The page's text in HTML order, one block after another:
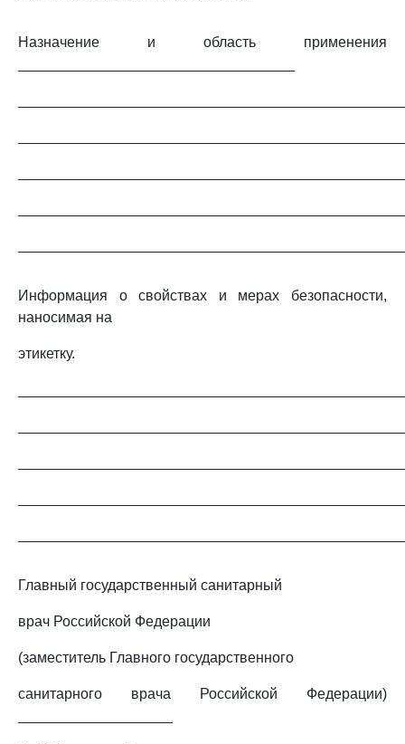
Назначение и область применения
Информация о свойствах и мерах безопасности,
наносимая на
этикетку.
Главный государственный санитарный
врач Российской Федерации
(заместитель Главного государственного
санитарного врача Российской Федерации)